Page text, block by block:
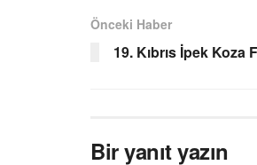
Önceki Haber
19. Kıbrıs İpek
Bir yanıt yazın